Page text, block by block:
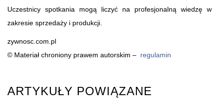
Uczestnicy spotkania mogą liczyć na profesjonalną wiedzę w
zakresie sprzedaży i produkcji.
zywnosc.com.pl
© Materiał chroniony prawem autorskim – regulamin
ARTYKUŁY POWIĄZANE